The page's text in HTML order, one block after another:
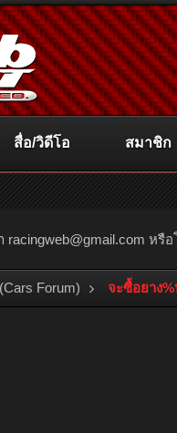
racingweb@gmail.com หรือ
Forum) จะซื้อยาง
สื่อ/วิดีโอ สมาชิก